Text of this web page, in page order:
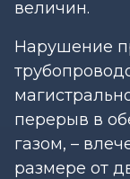
величин.
Нарушение
перерыв в
газом, –
размере от